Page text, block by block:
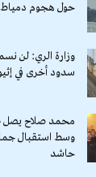
حول هجوم دمياط
وزارة الري: لن
سدود أخرى في
محمد صلاح يصل
وسط استقبال
حاشد